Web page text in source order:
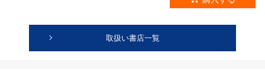
取扱い書店一覧